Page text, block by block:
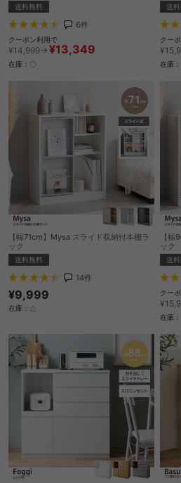
送料無料
6件
クーポン利用で
¥14,999→ ¥13,349
在庫：〇
送
クー
在庫
【幅71cm】Mysa スライド収納付本棚ラ
ック
送料無料
14件
¥9,999
在庫：△
【
ック
送
クー
在庫